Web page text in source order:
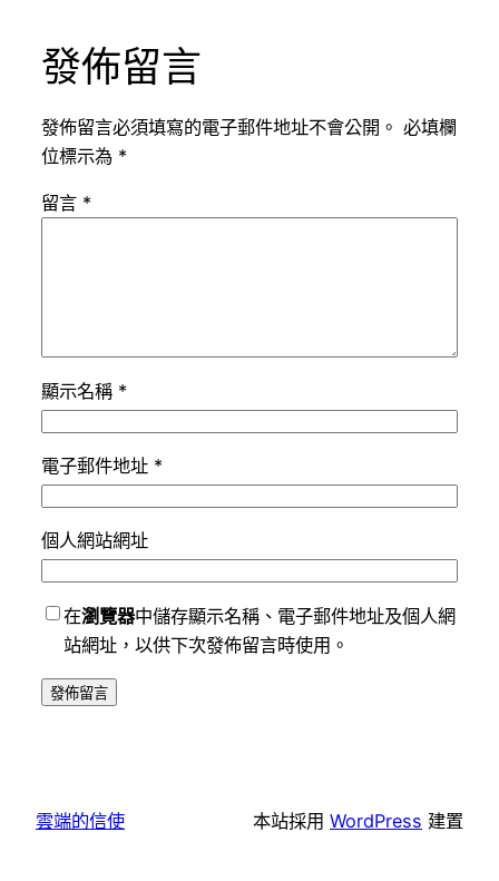
發佈留言
發佈留言必須填寫的電子郵件地址不會公開。 必填欄
位標示為 *
留言 *
顯示名稱 *
電子郵件地址 *
個人網站網址
在瀏覽器中儲存顯示名稱、電子郵件地址及個人網
站網址，以供下次發佈留言時使用。
雲端的信使 本站採用 WordPress 建置